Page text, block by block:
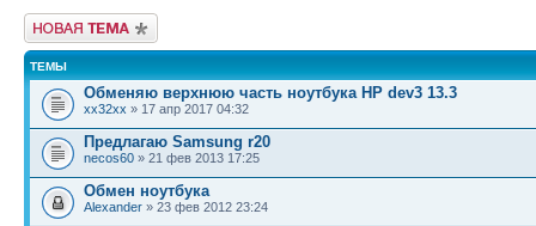
Новая тема
ТЕМЫ
Обменяю верхнюю часть ноутбука HP dev3 13.3
xx32xx » 17 апр 2017 04:32
Предлагаю Samsung r20
necos60 » 21 фев 2013 17:25
Обмен ноутбука
Alexander » 23 фев 2012 23:24